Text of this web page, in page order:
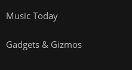
Music Today
Gadgets & Gizmos